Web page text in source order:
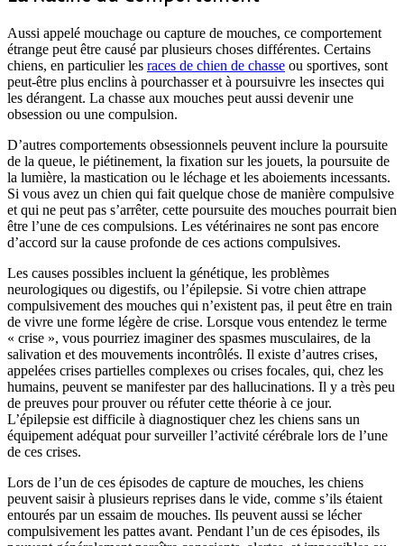
Aussi appelé mouchage ou capture de mouches, ce comportement
étrange peut être causé par plusieurs choses différentes. Certains
chiens, en particulier les races de chien de chasse ou sportives, sont
peut-être plus enclins à pourchasser et à poursuivre les insectes qui
les dérangent. La chasse aux mouches peut aussi devenir une
obsession ou une compulsion.
D’autres comportements obsessionnels peuvent inclure la poursuite
de la queue, le piétinement, la fixation sur les jouets, la poursuite de
la lumière, la mastication ou le léchage et les aboiements incessants.
Si vous avez un chien qui fait quelque chose de manière compulsive
et qui ne peut pas s’arrêter, cette poursuite des mouches pourrait bien
être l’une de ces compulsions. Les vétérinaires ne sont pas encore
d’accord sur la cause profonde de ces actions compulsives.
Les causes possibles incluent la génétique, les problèmes
neurologiques ou digestifs, ou l’épilepsie. Si votre chien attrape
compulsivement des mouches qui n’existent pas, il peut être en train
de vivre une forme légère de crise. Lorsque vous entendez le terme
« crise », vous pourriez imaginer des spasmes musculaires, de la
salivation et des mouvements incontrôlés. Il existe d’autres crises,
appelées crises partielles complexes ou crises focales, qui, chez les
humains, peuvent se manifester par des hallucinations. Il y a très peu
de preuves pour prouver ou réfuter cette théorie à ce jour.
L’épilepsie est difficile à diagnostiquer chez les chiens sans un
équipement adéquat pour surveiller l’activité cérébrale lors de l’une
de ces crises.
Lors de l’un de ces épisodes de capture de mouches, les chiens
peuvent saisir à plusieurs reprises dans le vide, comme s’ils étaient
entourés par un essaim de mouches. Ils peuvent aussi se lécher
compulsivement les pattes avant. Pendant l’un de ces épisodes, ils